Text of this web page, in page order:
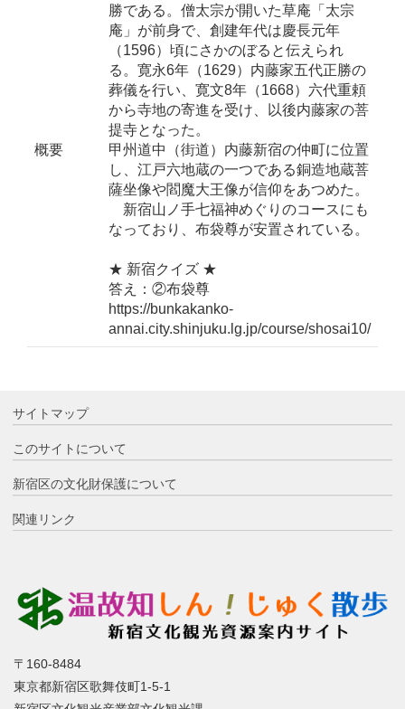
概要
勝である。僧太宗が開いた草庵「太宗
庵」が前身で、創建年代は慶長元年
（1596）頃にさかのぼると伝えられ
る。寛永6年（1629）内藤家五代正勝の
葬儀を行い、寛文8年（1668）六代重頼
から寺地の寄進を受け、以後内藤家の菩
提寺となった。
甲州道中（街道）内藤新宿の仲町に位置
し、江戸六地蔵の一つである銅造地蔵菩
薩坐像や閻魔大王像が信仰をあつめた。
新宿山ノ手七福神めぐりのコースにも
なっており、布袋尊が安置されている。
★ 新宿クイズ ★
答え：②布袋尊
https://bunkakanko-
annai.city.shinjuku.lg.jp/course/shosai10/
サイトマップ
このサイトについて
新宿区の文化財保護について
関連リンク
〒160-8484
東京都新宿区歌舞伎町1-5-1